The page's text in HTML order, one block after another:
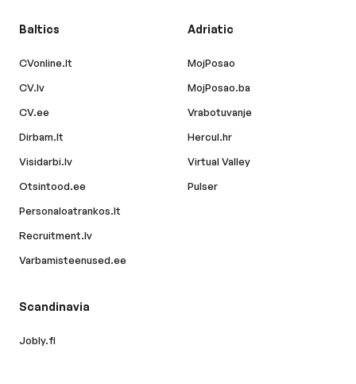
Baltics
CVonline.lt
CV.lv
CV.ee
Dirbam.lt
Visidarbi.lv
Otsintood.ee
Personaloatrankos.lt
Recruitment.lv
Varbamisteenused.ee
Adriatic
MojPosao
MojPosao.ba
Vrabotuvanje
Hercul.hr
Virtual Valley
Pulser
Scandinavia
Jobly.fi